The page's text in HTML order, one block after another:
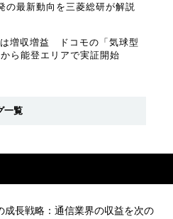
最新動向を三菱総研が解説
増収増益 ドコモの「気球型
ら能登エリアで実証開始
一覧
成長戦略：通信業界の収益を次の